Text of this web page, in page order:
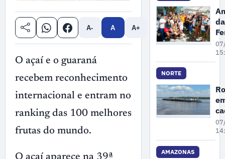
A- A A+
O açaí e o guaraná
recebem reconhecimento
internacional e entram no
ranking das 100 melhores
frutas do mundo.
da
NORTE
AMAZONAS